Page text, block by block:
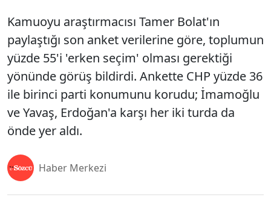
Kamuoyu araştırmacısı Tamer Bolat'ın
paylaştığı son anket verilerine göre, toplumun
yüzde 55'i 'erken seçim' olması gerektiği
yönünde görüş bildirdi. Ankette CHP yüzde 36
ile birinci parti konumunu korudu; İmamoğlu
ve Yavaş, Erdoğan'a karşı her iki turda da
önde yer aldı.
Haber Merkezi